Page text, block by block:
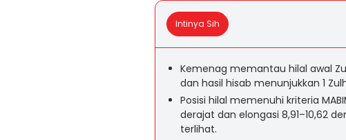
Intinya Sih
Kemenag memantau hilal awal
dan hasil hisab menunjukkan 1
Posisi hilal memenuhi kriteria
derajat dan elongasi 8,91–10,62
terlihat.